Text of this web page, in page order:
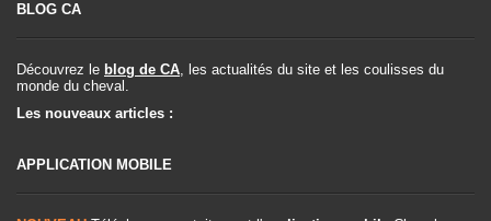
BLOG CA
Découvrez le blog de CA, les actualités du site et les coulisses du
monde du cheval.
Les nouveaux articles :
APPLICATION MOBILE